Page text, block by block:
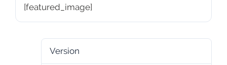
[featured_image]
Version